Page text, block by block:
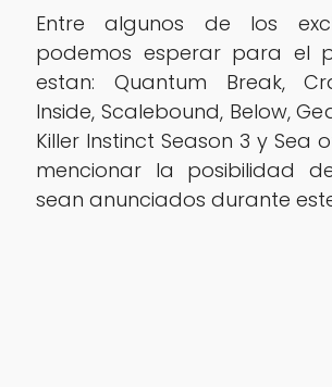
Entre algunos de los
podemos esperar para el
estan: Quantum Break,
Inside, Scalebound, Below,
Killer Instinct Season 3 y Sea
mencionar la posibilidad
sean anunciados durante